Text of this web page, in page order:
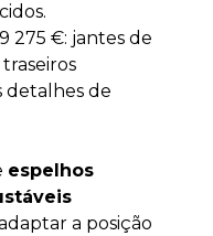
275 €: jantes de
traseiros
detalhes de
espelhos
a posição